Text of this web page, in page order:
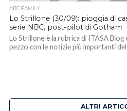
ABC FAMILY
Lo Strillone (30/09): pioggia di
serie NBC, post-pilot di Gotham
Lo Strillone è la rubrica di ITASA
pezzo con le notizie più importanti
ALTRI